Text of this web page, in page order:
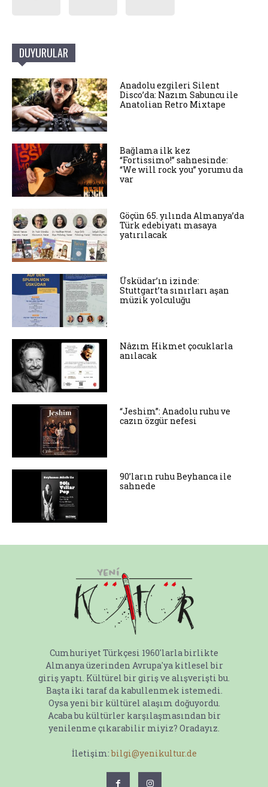
DUYURULAR
Anadolu ezgileri Silent
Disco’da: Nazım Sabuncu ile
Anatolian Retro Mixtape
Bağlama ilk kez
“Fortissimo!” sahnesinde:
“We will rock you” yorumu da
var
Göçün 65. yılında Almanya’da
Türk edebiyatı masaya
yatırılacak
Üsküdar’ın izinde:
Stuttgart’ta sınırları aşan
müzik yolculuğu
Nâzım Hikmet çocuklarla
anılacak
“Jeshim”: Anadolu ruhu ve
cazın özgür nefesi
90’ların ruhu Beyhanca ile
sahnede
Cumhuriyet Türkçesi 1960'larla birlikte
Almanya üzerinden Avrupa'ya kitlesel bir
giriş yaptı. Kültürel bir giriş ve alışverişti bu.
Başta iki taraf da kabullenmek istemedi.
Oysa yeni bir kültürel alaşım doğuyordu.
Acaba bu kültürler karşılaşmasından bir
yenilenme çıkarabilir miyiz? Oradayız.
İletişim:bilgi@yenikultur.de